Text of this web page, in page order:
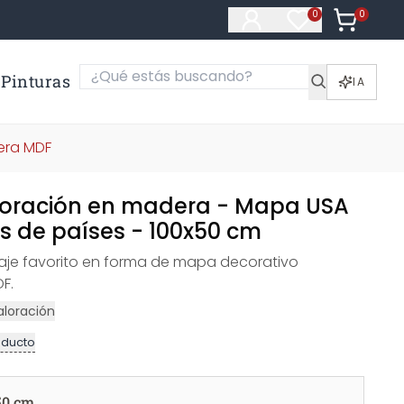
0
Artículos en
0
Artículos
Pinturas IA
MDF
en madera - Mapa USA
de países - 100x50 cm
favorito en forma de mapa decorativo